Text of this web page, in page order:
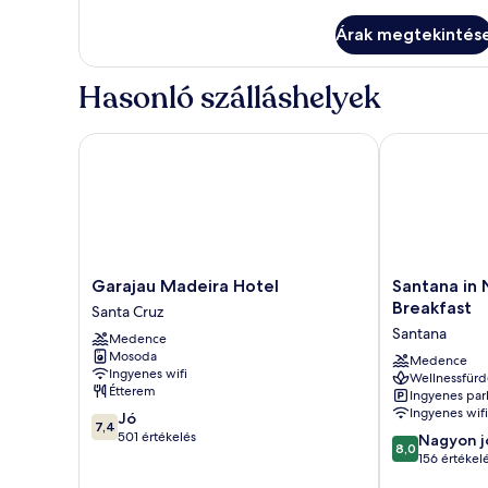
Árak
Hasonló szálláshelyek
Garajau
Madeira
Hotel
Santa
Cruz
Garajau Madeira Hotel
Santa Cruz
Medence
Mosoda
Ingyenes wifi
Étterem
7.4
ennyiből:
7,4 Jó
501 értékelés
Garajau Madeira Hotel
Santana
in
Bed
&
Breakfast
Santana
Santana in
Breakfast
Santana
Medence
Ingyenes
Ingyenes wifi
8.0
ennyiből:
8,0 Nagyon
156
Santana in